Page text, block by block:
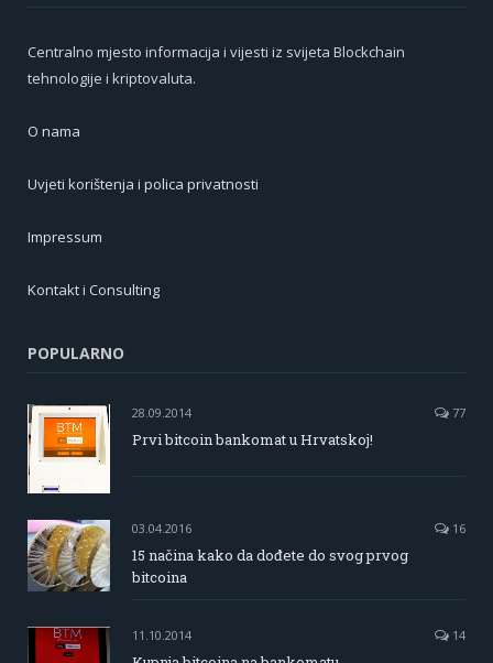
Centralno mjesto informacija i vijesti iz svijeta Blockchain
tehnologije i kriptovaluta.
O nama
Uvjeti korištenja i polica privatnosti
Impressum
Kontakt i Consulting
POPULARNO
28.09.2014 77
Prvi bitcoin bankomat u Hrvatskoj!
03.04.2016 16
15 načina kako da dođete do svog prvog
bitcoina
11.10.2014 14